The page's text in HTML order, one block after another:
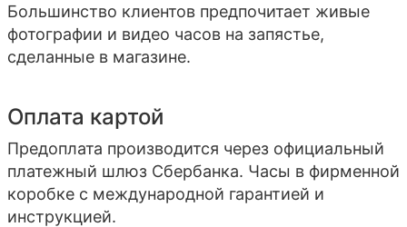
Большинство клиентов предпочитает живые
фотографии и видео часов на запястье,
сделанные в магазине.
Оплата картой
Предоплата производится через официальный
платежный шлюз Сбербанка. Часы в фирменной
коробке с международной гарантией и
инструкцией.